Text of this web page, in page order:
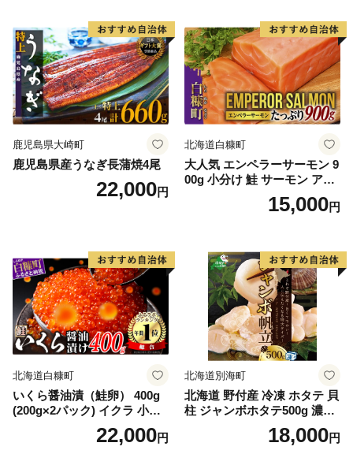
鹿児島県大崎町
鹿児島県産うなぎ長蒲焼4尾
22,000円
北海道白糠町
大人気 エンペラーサーモン 9
00g 小分け 鮭 サーモン アト
ランティックサーモン 水産
庁長官賞 受賞 さけ シャケ し
満足 美味しい 贈答 生食用 刺
身 お刺身 刺し身 魚介類 海鮮
冷凍 厚切り 薄切り ふるさと
納税 ふるさとチョイス チョ
イス 北海道 白糠町
15,000円
北海道白糠町
いくら醤油漬（鮭卵） 400g
(200g×2パック) イクラ 小分
け いくら醤油漬 鮭いくら い
くら醤油漬け 鮭 鮭卵 ikura
22,000円
北海道別海町
北海道 野付産 冷凍 ホタテ 貝
柱 ジャンボホタテ500g 濃厚
な旨味と甘み （ほたて ホタ
テ 帆立 貝柱 ホタテ貝柱 大玉
18,000円